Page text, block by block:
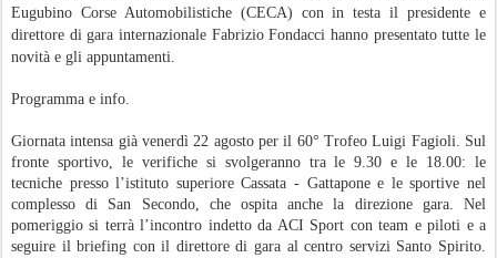
Eugubino Corse Automobilistiche (CECA) con in testa il presidente e
direttore di gara internazionale Fabrizio Fondacci hanno presentato tutte le
novità e gli appuntamenti.
Programma e info.
Giornata intensa già venerdì 22 agosto per il 60° Trofeo Luigi Fagioli. Sul
fronte sportivo, le verifiche si svolgeranno tra le 9.30 e le 18.00: le
tecniche presso l’istituto superiore Cassata - Gattapone e le sportive nel
complesso di San Secondo, che ospita anche la direzione gara. Nel
pomeriggio si terrà l’incontro indetto da ACI Sport con team e piloti e a
seguire il briefing con il direttore di gara al centro servizi Santo Spirito.